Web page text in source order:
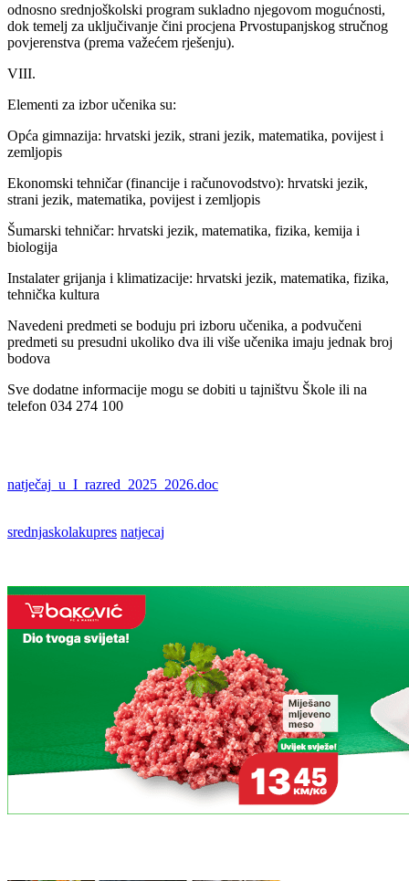
odnosno srednjoškolski program sukladno njegovom mogućnosti,
dok temelj za uključivanje čini procjena Prvostupanjskog stručnog
povjerenstva (prema važećem rješenju).
VIII.
Elementi za izbor učenika su:
Opća gimnazija: hrvatski jezik, strani jezik, matematika, povijest i
zemljopis
Ekonomski tehničar (financije i računovodstvo): hrvatski jezik,
strani jezik, matematika, povijest i zemljopis
Šumarski tehničar: hrvatski jezik, matematika, fizika, kemija i
biologija
Instalater grijanja i klimatizacije: hrvatski jezik, matematika, fizika,
tehnička kultura
Navedeni predmeti se boduju pri izboru učenika, a podvučeni
predmeti su presudni ukoliko dva ili više učenika imaju jednak broj
bodova
Sve dodatne informacije mogu se dobiti u tajništvu Škole ili na
telefon 034 274 100
natječaj_u_I_razred_2025_2026.doc
srednjaskolakupres natjecaj